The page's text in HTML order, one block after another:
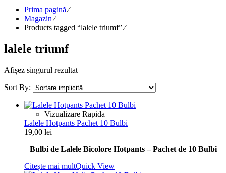
Prima pagină⁄
Magazin ⁄
Products tagged “lalele triumf”⁄
lalele triumf
Afișez singurul rezultat
Sort By:
Vizualizare Rapida
Lalele Hotpants Pachet 10 Bulbi
19,00 lei
Bulbi de Lalele Bicolore Hotpants – Pachet de 10 Bulbi
Citește mai multQuick View